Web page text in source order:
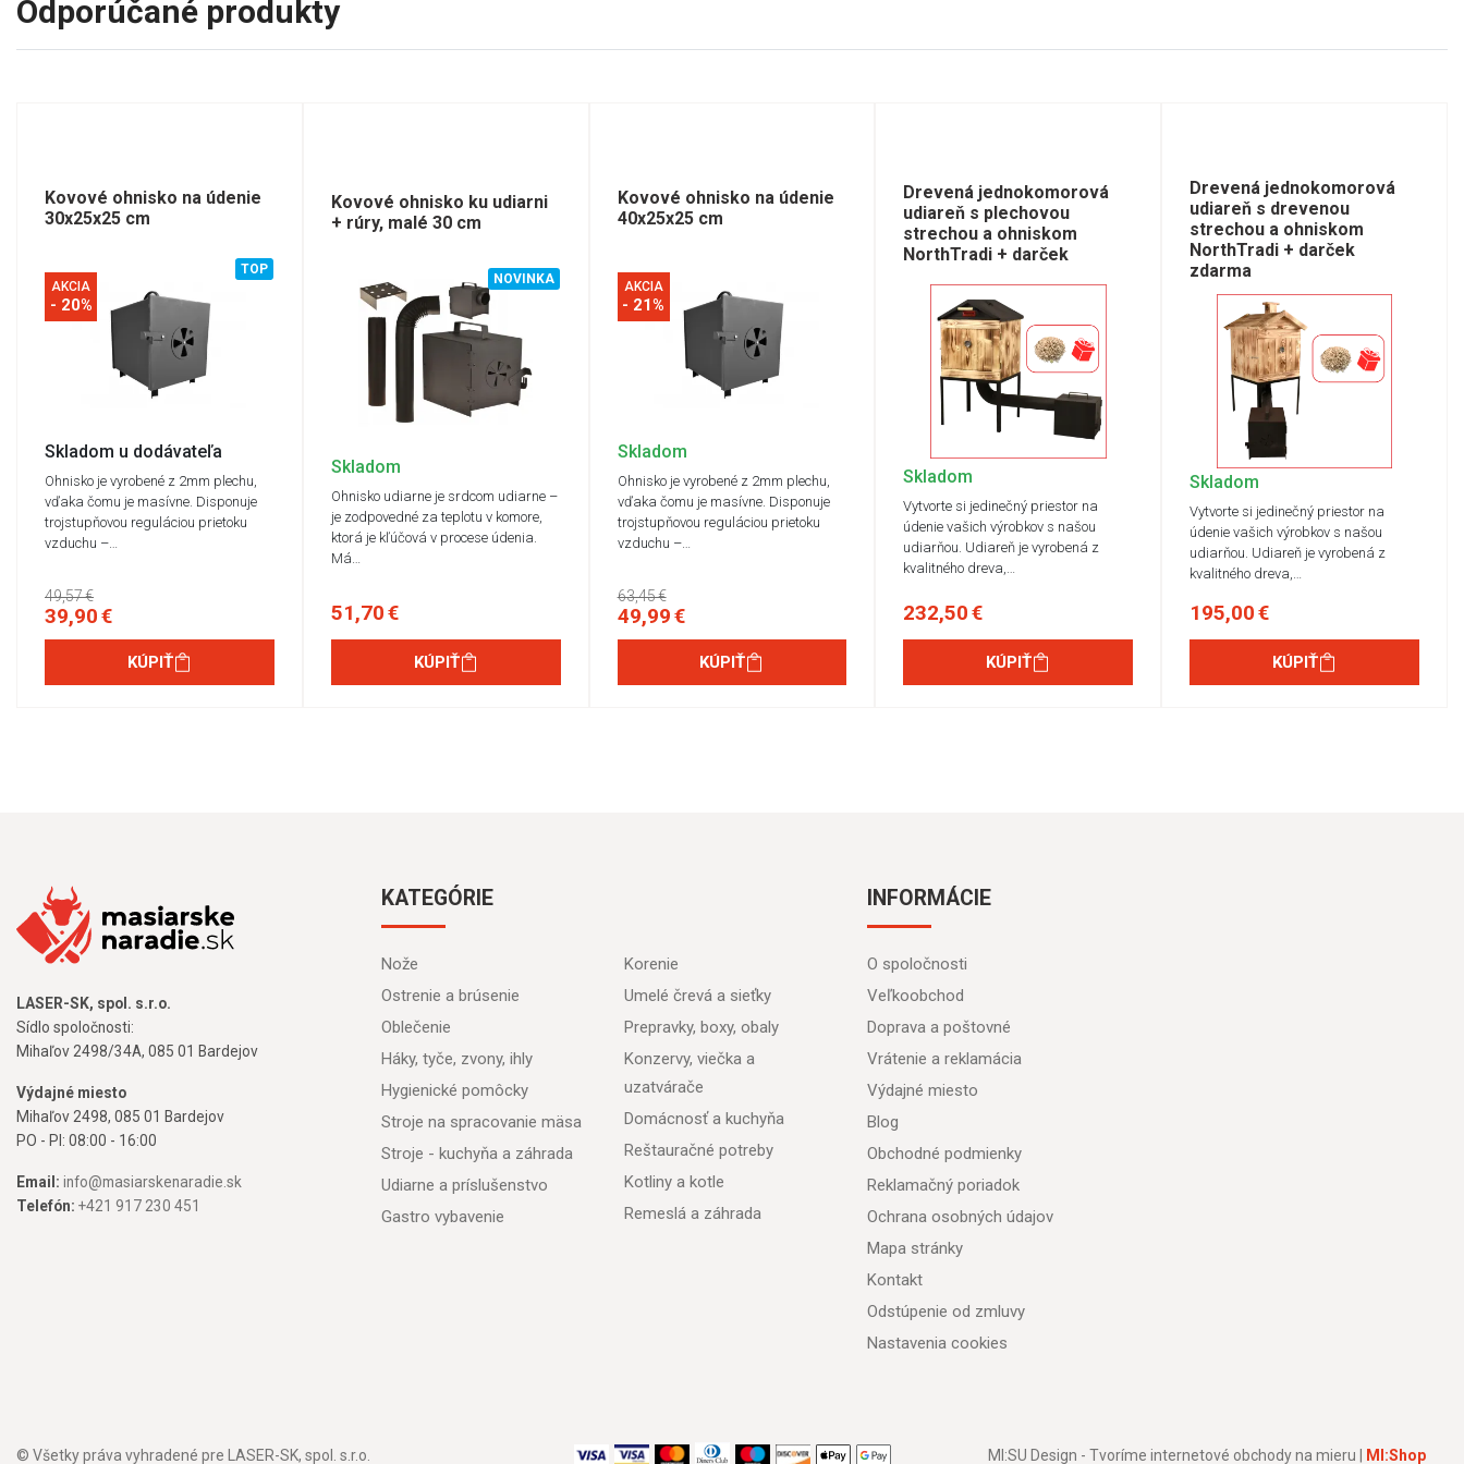
Odporúčané produkty
Kovové ohnisko na údenie
30x25x25 cm
AKCIA
- 20%
TOP
Skladom u dodávateľa
Ohnisko je vyrobené z 2mm plechu,
vďaka čomu je masívne. Disponuje
trojstupňovou reguláciou prietoku
vzduchu –…
49,57 €
39,90 €
KÚPIŤ
Kovové ohnisko ku udiarni
+ rúry, malé 30 cm
NOVINKA
Skladom
Ohnisko udiarne je srdcom udiarne –
je zodpovedné za teplotu v komore,
ktorá je kľúčová v procese údenia.
Má…
51,70 €
KÚPIŤ
Kovové ohnisko na údenie
40x25x25 cm
AKCIA
- 21%
Skladom
Ohnisko je vyrobené z 2mm plechu,
vďaka čomu je masívne. Disponuje
trojstupňovou reguláciou prietoku
vzduchu –…
63,45 €
49,99 €
KÚPIŤ
Drevená jednokomorová
udiareň s plechovou
strechou a ohniskom
NorthTradi + darček
Skladom
Vytvorte si jedinečný priestor na
údenie vašich výrobkov s našou
udiarňou. Udiareň je vyrobená z
kvalitného dreva,…
232,50 €
KÚPIŤ
Drevená jednokomorová
udiareň s drevenou
strechou a ohniskom
NorthTradi + darček
zdarma
Skladom
Vytvorte si jedinečný priestor na
údenie vašich výrobkov s našou
udiarňou. Udiareň je vyrobená z
kvalitného dreva,…
195,00 €
KÚPIŤ
LASER-SK, spol. s.r.o.
Sídlo spoločnosti:
Mihaľov 2498/34A, 085 01 Bardejov
Výdajné miesto
Mihaľov 2498, 085 01 Bardejov
PO - PI: 08:00 - 16:00
Email: info@masiarskenaradie.sk
Telefón: +421 917 230 451
KATEGÓRIE
Nože
Ostrenie a brúsenie
Oblečenie
Háky, tyče, zvony, ihly
Hygienické pomôcky
Stroje na spracovanie mäsa
Stroje - kuchyňa a záhrada
Udiarne a príslušenstvo
Gastro vybavenie
Korenie
Umelé črevá a sieťky
Prepravky, boxy, obaly
Konzervy, viečka a
uzatvárače
Domácnosť a kuchyňa
Reštauračné potreby
Kotliny a kotle
Remeslá a záhrada
INFORMÁCIE
O spoločnosti
Veľkoobchod
Doprava a poštovné
Vrátenie a reklamácia
Výdajné miesto
Blog
Obchodné podmienky
Reklamačný poriadok
Ochrana osobných údajov
Mapa stránky
Kontakt
Odstúpenie od zmluvy
Nastavenia cookies
© Všetky práva vyhradené pre LASER-SK, spol. s.r.o. MI:SU Design - Tvoríme internetové obchody na mieru | MI:Shop